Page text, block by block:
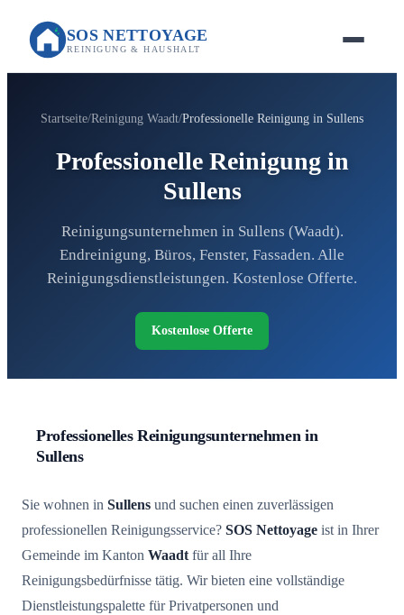
SOS NETTOYAGE
REINIGUNG & HAUSHALT
Startseite Reinigung Waadt Professionelle Reinigung in Sullens
Professionelle Reinigung in
Sullens
Reinigungsunternehmen in Sullens (Waadt).
Endreinigung, Büros, Fenster, Fassaden. Alle
Reinigungsdienstleistungen. Kostenlose Offerte.
Kostenlose Offerte
Professionelles Reinigungsunternehmen in
Sullens
Sie wohnen in Sullens und suchen einen zuverlässigen
professionellen Reinigungsservice? SOS Nettoyage ist in Ihrer
Gemeinde im Kanton Waadtfür all Ihre
Reinigungsbedürfnisse tätig. Wir bieten eine vollständige
Dienstleistungspalette für Privatpersonen und